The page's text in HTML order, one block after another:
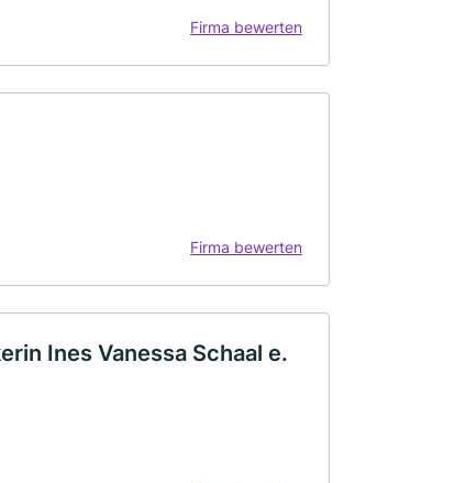
Firma bewerten
Firma bewerten
Ines Vanessa Schaal e.